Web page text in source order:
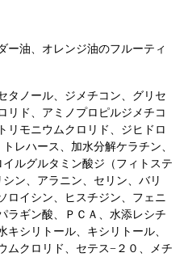
ー油、オレンジ油のフルーティ
タノール、ジメチコン、グリセ
リド、アミノプロピルジメチコ
リモニウムクロリド、ジヒドロ
レハース、加水分解ケラチン、
ルグルタミン酸ジ（フィトステ
ン、アラニン、セリン、バリ
ロイシン、ヒスチジン、フェニ
ラギン酸、ＰＣＡ、水添レシチ
シリトール、キシリトール、
ムクロリド、セテス−２０、メチ